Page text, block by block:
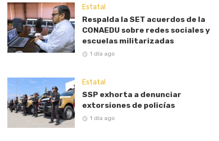
Estatal
Respalda la SET acuerdos de la
CONAEDU sobre redes sociales y
escuelas militarizadas
1 día ago
Estatal
SSP exhorta a denunciar
extorsiones de policías
1 día ago